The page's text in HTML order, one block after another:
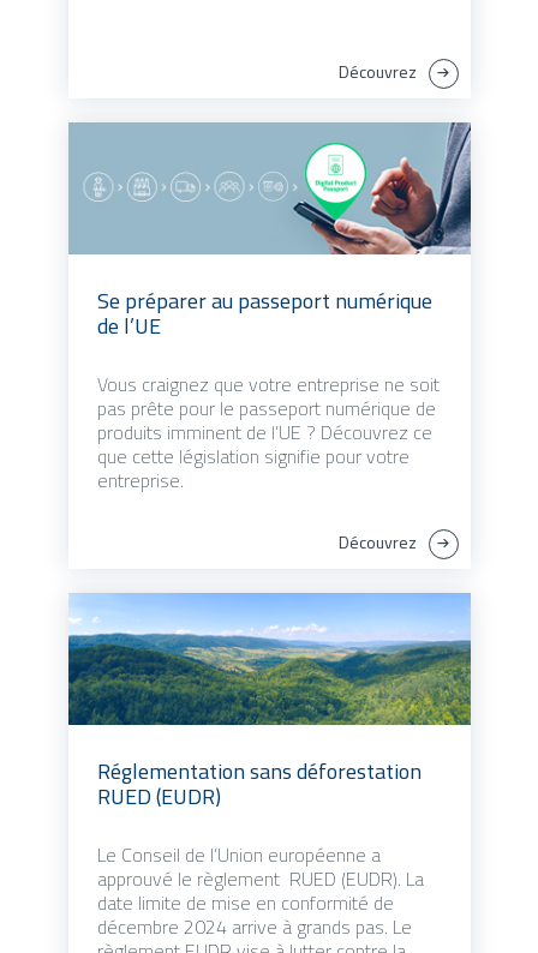
Découvrez
Se préparer au passeport numérique
de l’UE
Vous craignez que votre entreprise ne soit
pas prête pour le passeport numérique de
produits imminent de l’UE ? Découvrez ce
que cette législation signifie pour votre
entreprise.
Découvrez
Réglementation sans déforestation
RUED (EUDR)
Le Conseil de l’Union européenne a
approuvé le règlement RUED (EUDR). La
date limite de mise en conformité de
décembre 2024 arrive à grands pas. Le